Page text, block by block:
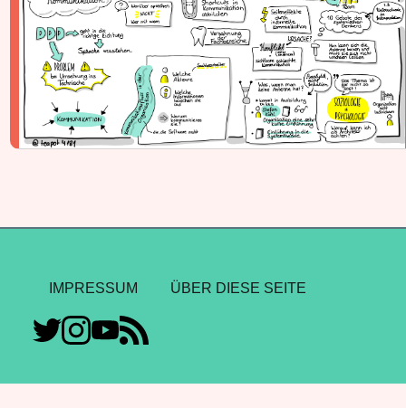
IMPRESSUM ÜBER DIESE SEITE